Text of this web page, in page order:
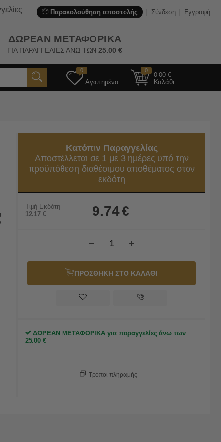
Παρακολούθηση αποστολής Σύνδεση Εγγραφή
ΔΩΡΕΑΝ ΜΕΤΑΦΟΡΙΚΑ
ΓΙΑ ΠΑΡΑΓΓΕΛΙΕΣ ΑΝΩ ΤΩΝ25.00 €
0
Αγαπημένα
0
0.00 €
Καλάθι
Κατόπιν Παραγγελίας
Αποστέλλεται σε 1 με 3 ημέρες υπό την
προϋπόθεση διαθέσιμου αποθέματος στον
εκδότη
Τιμή Εκδότη
12.17 € 9.74€
+
−
ΠΡΟΣΘΗΚΗ ΣΤΟ ΚΑΛΑΘΙ
ΔΩΡΕΑΝ ΜΕΤΑΦΟΡΙΚΑ για παραγγελίες άνω των
25.00 €
Τρόποι πληρωμής